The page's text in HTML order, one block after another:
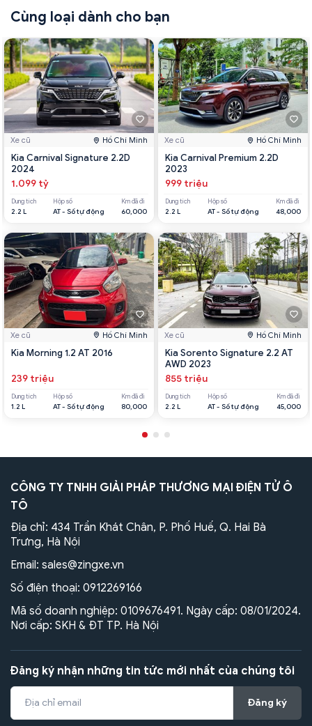
Cùng loại dành cho bạn
Xe cũ Hồ Chí Minh
Kia Carnival Signature 2.2D
2024
1.099 tỷ
Dung tích
2.2 L
Hộp số
AT - Số tự động
Km đã đi
60,000
Xe cũ Hồ Chí Minh
Kia Morning 1.2 AT 2016
239 triệu
Dung tích
1.2 L
Hộp số
AT - Số tự động
Km đã đi
80,000
Xe cũ Hồ Chí Minh
Kia Carnival Premium 2.2D
2023
999 triệu
Dung tích
2.2 L
Hộp số
AT - Số tự động
Km đã đi
48,000
Xe cũ Hồ Chí Minh
Kia Sorento Signature 2.2 AT
AWD 2023
855 triệu
Dung tích
2.2 L
Hộp số
AT - Số tự động
Km đã đi
45,000
CÔNG TY TNHH GIẢI PHÁP THƯƠNG MẠI ĐIỆN TỬ Ô
TÔ
Địa chỉ: 434 Trần Khát Chân, P. Phố Huế, Q. Hai Bà
Trưng, Hà Nội
Email: sales@zingxe.vn
Số điện thoại: 0912269166
Mã số doanh nghiệp: 0109676491. Ngày cấp: 08/01/2024.
Nơi cấp: SKH & ĐT TP. Hà Nội
Đăng ký nhận những tin tức mới nhất của chúng tôi
Đăng ký